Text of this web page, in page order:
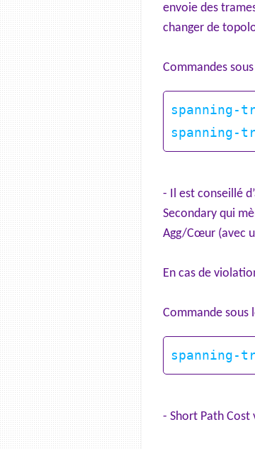
envoie des
changer de
Commandes
spanning-
- Il est conseillé
Secondary qui
Agg/Cœur (avec
En cas de
Commande sous
- Short Path Cost